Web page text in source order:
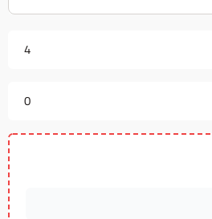
4
0